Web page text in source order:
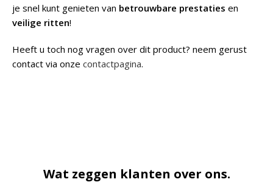
je snel kunt genieten van betrouwbare prestaties en
veilige ritten!
Heeft u toch nog vragen over dit product? neem gerust
contact via onze contactpagina.
Wat zeggen klanten over ons.